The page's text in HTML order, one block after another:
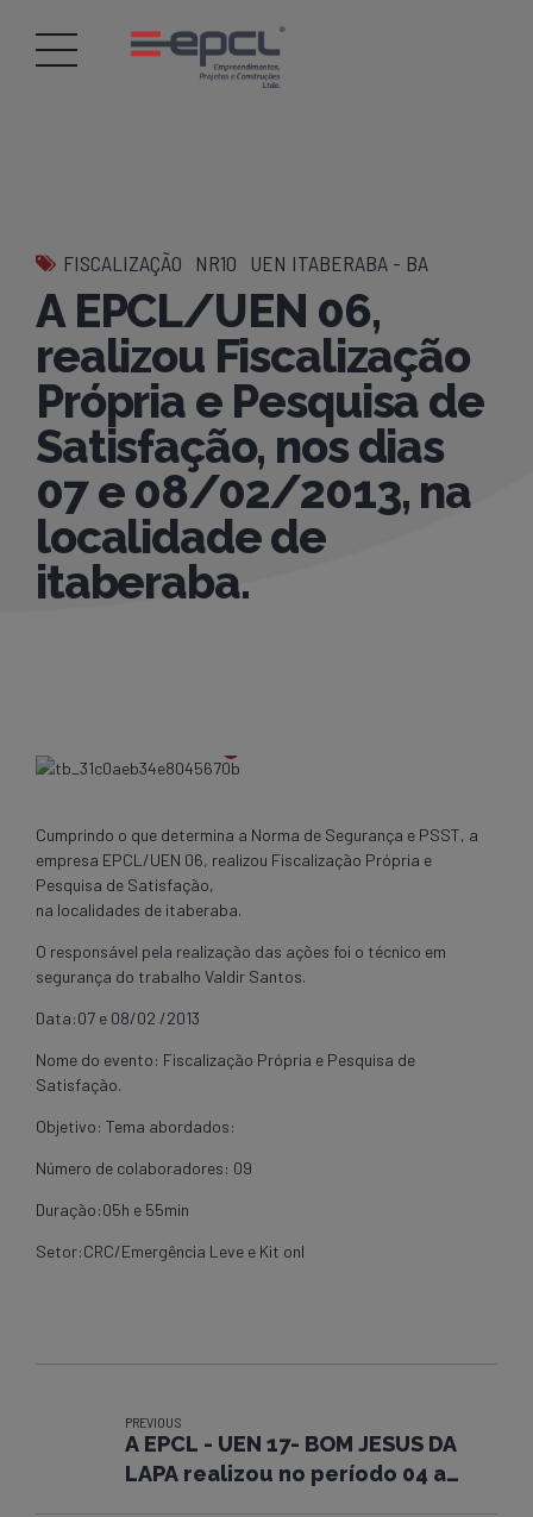
FISCALIZAÇÃO NR10 UEN ITABERABA - BA
A EPCL/UEN 06,
realizou Fiscalização
Própria e Pesquisa de
Satisfação, nos dias
07 e 08/02/2013, na
localidade de
itaberaba.
Cumprindo o que determina a Norma de Segurança e PSST, a
empresa EPCL/UEN 06, realizou Fiscalização Própria e
Pesquisa de Satisfação,
na localidades de itaberaba.
O responsável pela realização das ações foi o técnico em
segurança do trabalho Valdir Santos.
Data:07 e 08/02 /2013
Nome do evento: Fiscalização Própria e Pesquisa de
Satisfação.
Objetivo: Tema abordados:
Número de colaboradores: 09
Duração:05h e 55min
Setor:CRC/Emergência Leve e Kit onl
PREVIOUS
A EPCL - UEN 17- BOM JESUS DA
LAPA realizou no período 04 a